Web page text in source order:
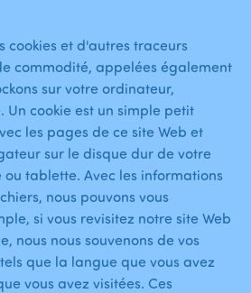
cookies et d'autres traceurs
commodité, appelées également
sur votre ordinateur,
cookie est un simple petit
les pages de ce site Web et
sur le disque dur de votre
tablette. Avec les informations
nous pouvons vous
si vous revisitez notre site Web
nous nous souvenons de vos
que la langue que vous avez
vous avez visitées. Ces